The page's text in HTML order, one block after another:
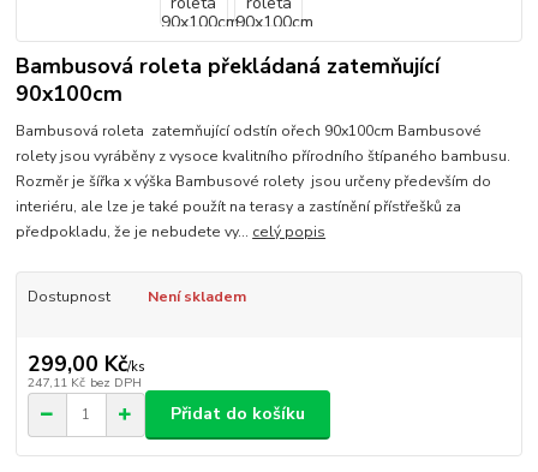
Bambusová roleta překládaná zatemňující
90x100cm
Bambusová roleta zatemňující odstín ořech 90x100cm Bambusové
rolety jsou vyráběny z vysoce kvalitního přírodního štípaného bambusu.
Rozměr je šířka x výška Bambusové rolety jsou určeny především do
interiéru, ale lze je také použít na terasy a zastínění přístřešků za
předpokladu, že je nebudete vy... celý popis
Dostupnost Není skladem
299,00 Kč/ks
247,11 Kč bez DPH
Přidat do košíku